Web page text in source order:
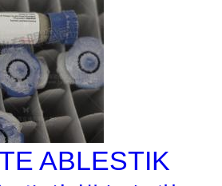
ABLESTIK